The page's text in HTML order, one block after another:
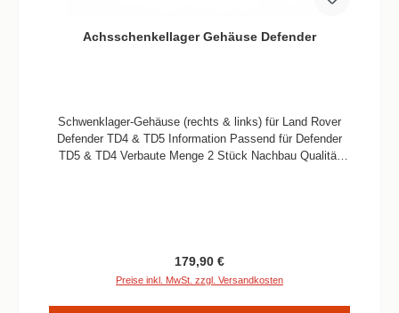
Achsschenkellager Gehäuse Defender
Schwenklager-Gehäuse (rechts & links) für Land Rover
Defender TD4 & TD5 Information Passend für Defender
TD5 & TD4 Verbaute Menge 2 Stück Nachbau Qualität
Regulärer Preis:
179,90 €
Preise inkl. MwSt. zzgl. Versandkosten